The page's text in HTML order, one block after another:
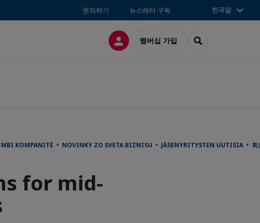
문의하기 뉴스레터 구독 한국말
접속 멤버십 가입 SEARCH
KOMPANITË • NOVINKY ZO SVETA BIZNISU • JÄSENYRITYSTEN UUTISIA
for mid-